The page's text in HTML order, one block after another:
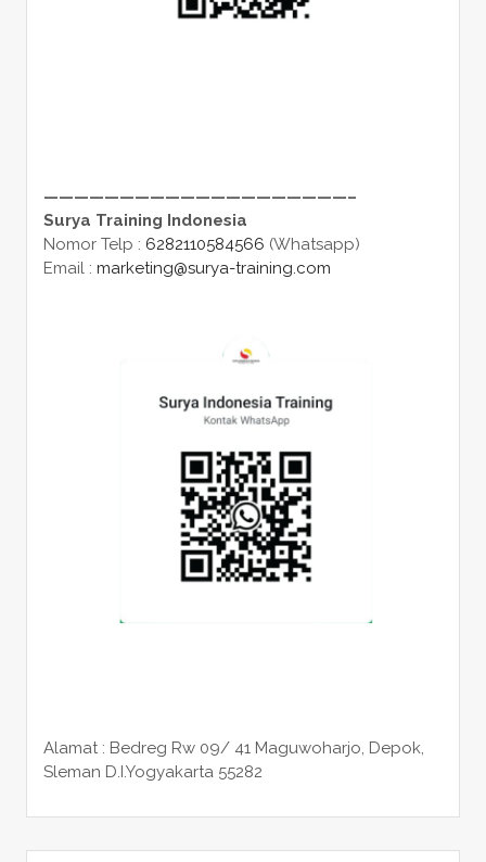
————————————————————–
Surya Training Indonesia
Nomor Telp : 6282110584566 (Whatsapp)
Email : marketing@surya-training.com
Alamat : Bedreg Rw 09/ 41 Maguwoharjo, Depok,
Sleman D.I.Yogyakarta 55282